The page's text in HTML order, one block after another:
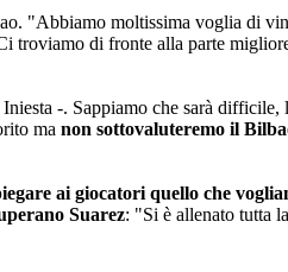
"Abbiamo moltissima voglia di
troviamo di fronte alla parte
-. Sappiamo che sarà difficile,
ma non sottovaluteremo il
ai giocatori quello che
Suarez: "Si è allenato tutta